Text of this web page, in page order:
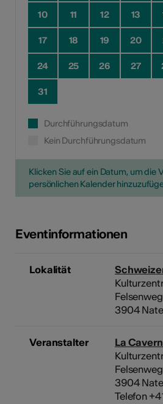
10 11 12 13
17 18 19 20
24 25 26 27
31
Durchführungsdatum
Kein Durchführungsdatum
Klicken Sie auf ein Datum, um die
persönlichen Kalender
Eventinformationen
Lokalität
3904
Veranstalter
La
3904
Telefon